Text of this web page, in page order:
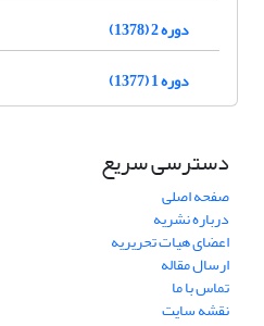
دوره 2 (1378)
دوره 1 (1377)
دسترسی سریع
صفحه اصلی
درباره نشریه
اعضای هیات تحریریه
ارسال مقاله
تماس با ما
نقشه سایت